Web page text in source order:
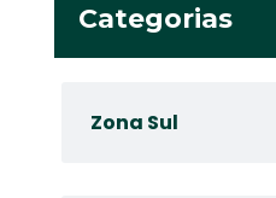
Categorias
Zona Sul